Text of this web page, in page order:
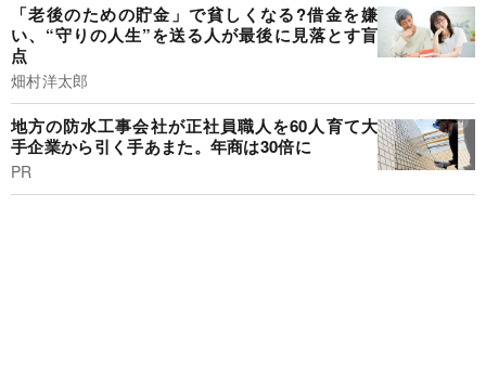
「老後のための貯金」で貧しくなる?借金を嫌
い、“守りの人生”を送る人が最後に見落とす盲
点
畑村洋太郎
地方の防水工事会社が正社員職人を60人育て大
手企業から引く手あまた。年商は30倍に
PR